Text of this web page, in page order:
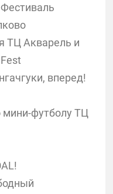
ТЦ Акварель и
вперед!
мини-футболу ТЦ